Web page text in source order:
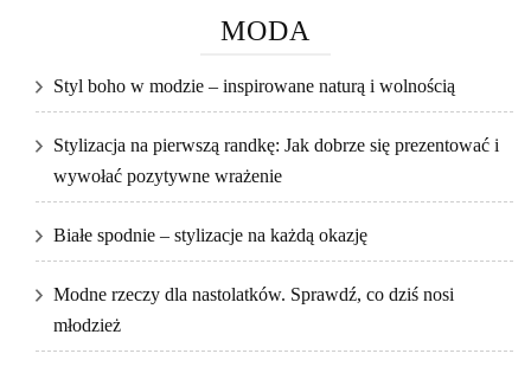
MODA
Styl boho w modzie – inspirowane naturą i wolnością
Stylizacja na pierwszą randkę: Jak dobrze się prezentować i
wywołać pozytywne wrażenie
Białe spodnie – stylizacje na każdą okazję
Modne rzeczy dla nastolatków. Sprawdź, co dziś nosi
młodzież